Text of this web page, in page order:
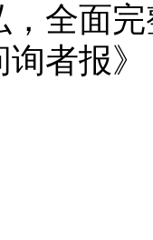
，全面
者报》